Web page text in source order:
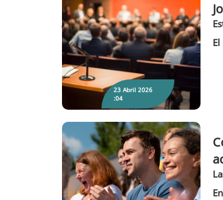
Jornada de buenas prácticas municipales en
sostenibilidad climática
23 Abril 2026
:04
Como las ciudades afianzan la confianza: El
giro estratégico de las ciudades europeas
por la acción climática